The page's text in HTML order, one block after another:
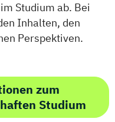
Studium ab. Bei
Inhalten, den
Perspektiven.
zum
Studium